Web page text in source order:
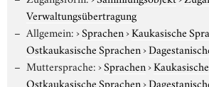
Verwaltungsübertragung
Allgemein:›Sprachen›Kaukasische
Ostkaukasische Sprachen›
Muttersprache:›Sprachen›
Ostkaukasische Sprachen›